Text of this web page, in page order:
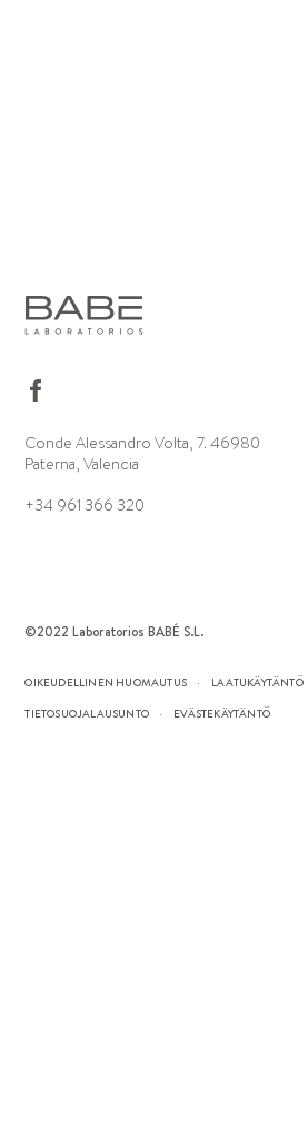
Conde Alessandro Volta, 7. 46980
Paterna, Valencia
+34 961 366 320
©2022 Laboratorios BABÉ S.L.
OIKEUDELLINEN HUOMAUTUS
LAATUKÄYTÄNTÖ
TIETOSUOJALAUSUNTO
EVÄSTEKÄYTÄNTÖ